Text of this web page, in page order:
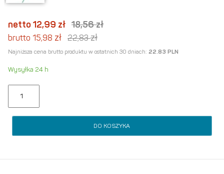
netto 12,99 zł 18,56zł
brutto 15,98 zł 22,83zł
Najniższa cena brutto produktu w ostatnich 30 dniach: 22.83 PLN
Wysyłka 24 h
DO KOSZYKA